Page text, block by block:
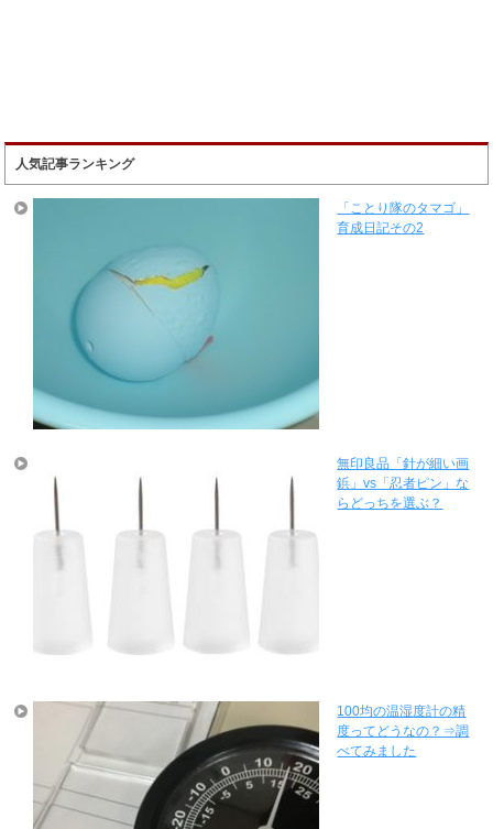
人気記事ランキング
「ことり隊のタマゴ」
育成日記その2
無印良品「針が細い画
鋲」vs「忍者ピン」な
らどっちを選ぶ？
100均の温湿度計の精
度ってどうなの？⇒調
べてみました